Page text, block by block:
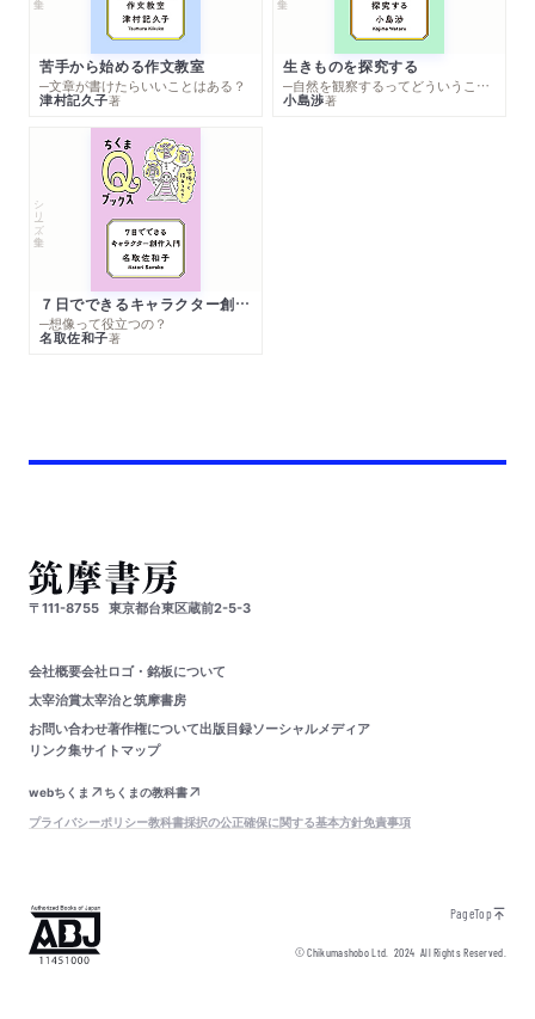
苦手から始める作文教室
─文章が書けたらいいことはある？
津村記久子著
生きものを探究する
─自然を観察するってどういうこと？
小島渉著
シリーズ・全集
７日でできるキャラクター創作入門
─想像って役立つの？
名取佐和子著
〒111-8755 東京都台東区蔵前2-5-3
会社概要会社ロゴ・銘板について
太宰治賞太宰治と筑摩書房
お問い合わせ著作権について出版目録ソーシャルメディア
リンク集サイトマップ
webちくま
ちくまの教科書
プライバシーポリシー教科書採択の公正確保に関する基本方針免責事項
PageTop
© Chikumashobo Ltd.2024 All Rights Reserved.